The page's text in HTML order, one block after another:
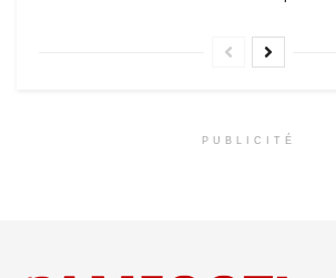
PUBLICITÉ